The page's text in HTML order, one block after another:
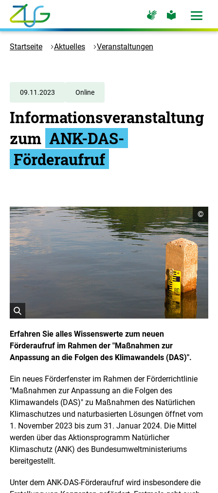
Zum
Hauptinhalt
springen
Logo
Zukunft
Zur
Startseite
Zur
Seite
Gebärdensprache
Zur
Seite
leichte
Menü
Startseite Aktuelles Veranstaltungen
09.11.2023 Online
Informationsveranstaltung
zum ANK-DAS-
Förderaufruf
f
f
n
e
B
i
l
d
i
n
e
i
n
e
v
e
C
o
p
y
r
i
g
h
t
I
n
f
o
r
n
e
©
Erfahren Sie alles Wissenswerte zum neuen
Förderaufruf im Rahmen der "Maßnahmen zur
Anpassung an die Folgen des Klimawandels (DAS)".
Ein neues Förderfenster im Rahmen der Förderrichtlinie
"Maßnahmen zur Anpassung an die Folgen des
Klimawandels (DAS)" zu Maßnahmen des Natürlichen
Klimaschutzes und naturbasierten Lösungen öffnet vom
1. November 2023 bis zum 31. Januar 2024. Die Mittel
werden über das Aktionsprogramm Natürlicher
Klimaschutz (ANK) des Bundesumweltministeriums
bereitgestellt.
Unter dem ANK-DAS-Förderaufruf wird insbesondere die